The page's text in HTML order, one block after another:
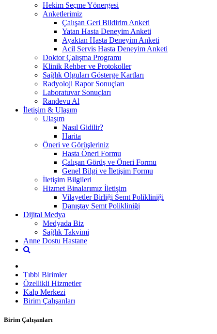
Hekim Seçme Yönergesi
Anketlerimiz
Çalışan Geri Bildirim Anketi
Yatan Hasta Deneyim Anketi
Ayaktan Hasta Deneyim Anketi
Acil Servis Hasta Deneyim Anketi
Doktor Çalışma Programı
Klinik Rehber ve Protokoller
Sağlık Olguları Gösterge Kartları
Radyoloji Rapor Sonuçları
Laboratuvar Sonuçları
Randevu Al
İletişim & Ulaşım
Ulaşım
Nasıl Gidilir?
Harita
Öneri ve Görüşleriniz
Hasta Öneri Formu
Çalışan Görüş ve Öneri Formu
Genel Bilgi ve İletişim Formu
İletişim Bilgileri
Hizmet Binalarımız İletişim
Vilayetler Birliği Semt Polikliniği
Danıştay Semt Polikliniği
Dijital Medya
Medyada Biz
Sağlık Takvimi
Anne Dostu Hastane
Tıbbi Birimler
Özellikli Hizmetler
Kalp Merkezi
Birim Çalışanları
Birim Çalışanları